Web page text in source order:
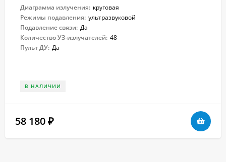
Диаграмма излучения: круговая
Режимы подавления: ультразвуковой
Подавление связи: Да
Количество УЗ-излучателей: 48
Пульт ДУ: Да
В НАЛИЧИИ
58 180 ₽